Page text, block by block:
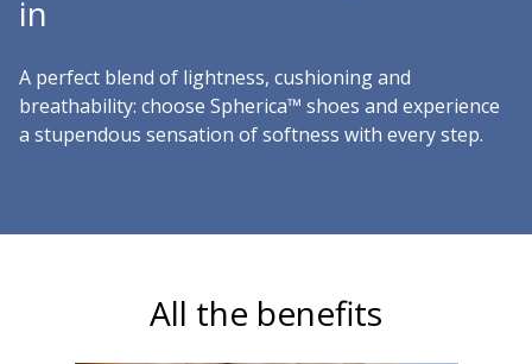
in
A perfect blend of lightness, cushioning and
breathability: choose Spherica™ shoes and experience
a stupendous sensation of softness with every step.
All the benefits